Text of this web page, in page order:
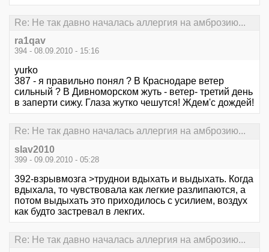
Re: Не так давно началась аллергия на амброзию...
ra1qav
394 - 08.09.2010 - 15:16
yurko
387 - я правильно понял ? В Краснодаре ветер
сильный ? В Дивноморском жуть - ветер- третий день
в заперти сижу. Глаза жутко чешутся! Ждем'с дождей!
Re: Не так давно началась аллергия на амброзию...
slav2010
399 - 09.09.2010 - 05:28
392-взрывмозга >труднои вдыхать и выдыхать. Когда
вдыхала, то чувствовала как легкие разлипаются, а
потом выдыхать это приходилось с усилием, воздух
как будто застревал в лекгих.
Re: Не так давно началась аллергия на амброзию...